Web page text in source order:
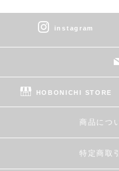
instagram
HOBONICHI STORE
商品につ
特定商取